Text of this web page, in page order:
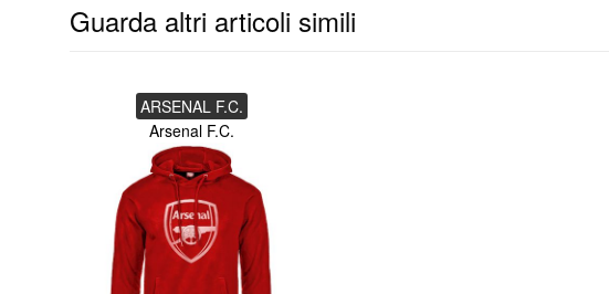
Guarda altri articoli simili
ARSENAL F.C.
Arsenal F.C.